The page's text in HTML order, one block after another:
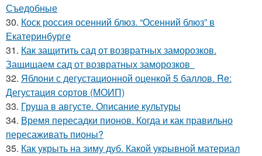
Съедобные
30. Коск россия осенний блюз. “Осенний блюз” в
Екатеринбурге
31. Как защитить сад от возвратных заморозков.
Защищаем сад от возвратных заморозков
32. Яблони с дегустационной оценкой 5 баллов. Re:
Дегустация сортов (МОИП)
33. Груша в августе. Описание культуры
34. Время пересадки пионов. Когда и как правильно
пересаживать пионы?
35. Как укрыть на зиму дуб. Какой укрывной материал